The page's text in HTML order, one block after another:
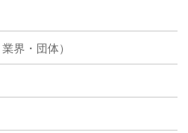
界・団体）